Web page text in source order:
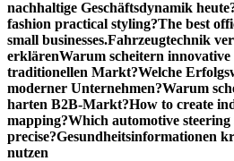
nachhaltige Geschäftsdynamik
fashion practical styling?The best
small businesses.Fahrzeugtechnik
erklärenWarum scheitern innovative
traditionellen Markt?Welche
moderner Unternehmen?Warum
harten B2B-Markt?How to create
mapping?Which automotive steering
precise?Gesundheitsinformationen
nutzen